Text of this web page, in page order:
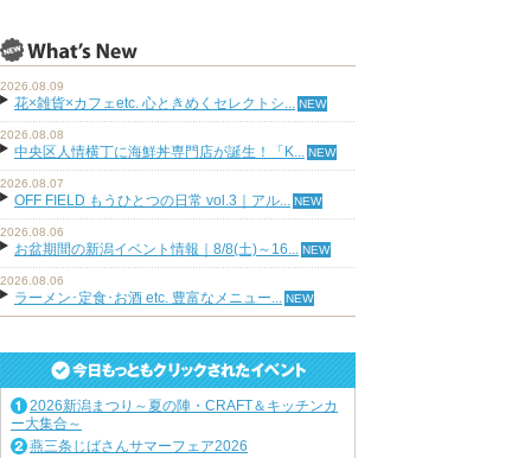
2026.08.09
花×雑貨×カフェetc. 心ときめくセレクトシ...
2026.08.08
中央区人情横丁に海鮮丼専門店が誕生！「K...
2026.08.07
OFF FIELD もうひとつの日常 vol.3｜アル...
2026.08.06
お盆期間の新潟イベント情報｜8/8(土)～16...
2026.08.06
ラーメン･定食･お酒 etc. 豊富なメニュー...
2026新潟まつり～夏の陣・CRAFT＆キッチンカ
ー大集合～
燕三条じばさんサマーフェア2026